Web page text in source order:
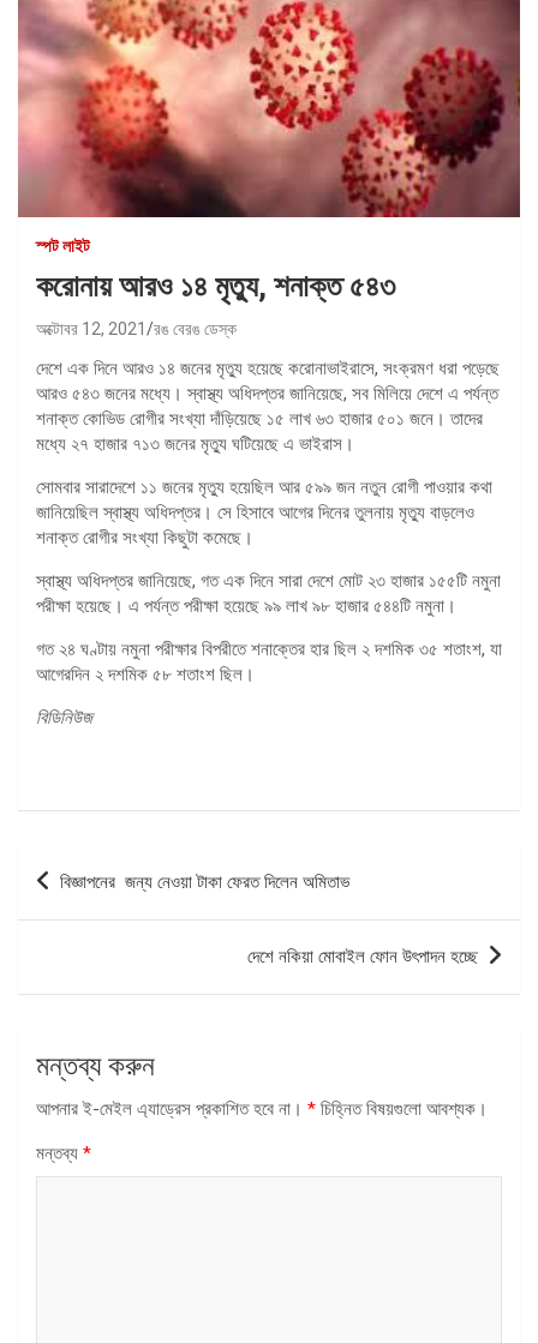
স্পট লাইট
করোনায় আরও ১৪ মৃত্যু, শনাক্ত ৫৪৩
অক্টোবর 12, 2021 রঙ বেরঙ ডেস্ক
দেশে এক দিনে আরও ১৪ জনের মৃত্যু হয়েছে করোনাভাইরাসে, সংক্রমণ ধরা পড়েছে
আরও ৫৪৩ জনের মধ্যে। স্বাস্থ্য অধিদপ্তর জানিয়েছে, সব মিলিয়ে দেশে এ পর্যন্ত
শনাক্ত কোভিড রোগীর সংখ্যা দাঁড়িয়েছে ১৫ লাখ ৬৩ হাজার ৫০১ জনে। তাদের
মধ্যে ২৭ হাজার ৭১৩ জনের মৃত্যু ঘটিয়েছে এ ভাইরাস।
সোমবার সারাদেশে ১১ জনের মৃত্যু হয়েছিল আর ৫৯৯ জন নতুন রোগী পাওয়ার কথা
জানিয়েছিল স্বাস্থ্য অধিদপ্তর। সে হিসাবে আগের দিনের তুলনায় মৃত্যু বাড়লেও
শনাক্ত রোগীর সংখ্যা কিছুটা কমেছে।
স্বাস্থ্য অধিদপ্তর জানিয়েছে, গত এক দিনে সারা দেশে মোট ২৩ হাজার ১৫৫টি নমুনা
পরীক্ষা হয়েছে। এ পর্যন্ত পরীক্ষা হয়েছে ৯৯ লাখ ৯৮ হাজার ৫৪৪টি নমুনা।
গত ২৪ ঘণ্টায় নমুনা পরীক্ষার বিপরীতে শনাক্তের হার ছিল ২ দশমিক ৩৫ শতাংশ, যা
আগেরদিন ২ দশমিক ৫৮ শতাংশ ছিল।
বিডিনিউজ
পোস্ট
বিজ্ঞাপনের জন্য নেওয়া টাকা ফেরত দিলেন অমিতাভ
দেশে নকিয়া মোবাইল ফোন উৎপাদন হচ্ছে
মন্তব্য করুন
আপনার ই-মেইল এ্যাড্রেস প্রকাশিত হবে না। * চিহ্নিত বিষয়গুলো আবশ্যক।
মন্তব্য *